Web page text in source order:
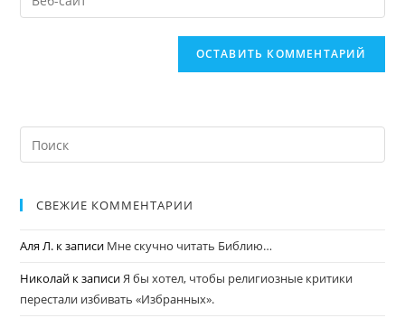
СВЕЖИЕ КОММЕНТАРИИ
Аля Л. к записи Мне скучно читать Библию…
Николай к записиЯ бы хотел, чтобы религиозные критики
перестали избивать «Избранных».